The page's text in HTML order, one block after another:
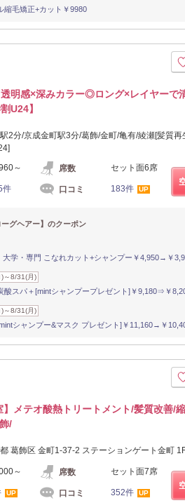
縮毛矯正+カット￥9980
明感×深みカラー◎ロング×レイヤーで
U24】
2分/京成金町駅3分/葛飾/金町/亀有/綾瀬[髪質
～ 席数 セット面6席
件 口コミ 183件 UP
グヘアー】のクーポン
学・専門 こなれカット+シャンプー￥4,950→￥
～8/31(月)
スパ＋[mintシャンプープレゼント]￥9,180⇒￥
～8/31(月)
シャンプー&マスク プレゼント]￥11,160→￥
】メテオ酸熱トリートメント/髪質改善/
/
葛飾区 金町1-37-2 ステーションゲート金町
～ 席数 セット面7席
UP 口コミ 352件 UP